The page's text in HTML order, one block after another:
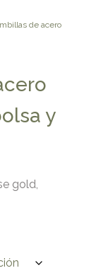
de acero
y
gold,